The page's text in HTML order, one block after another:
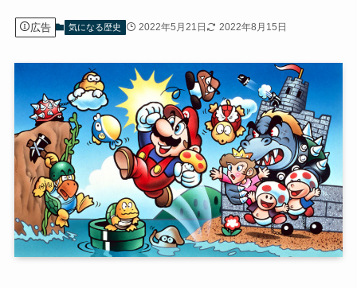
広告 気になる歴史 2022年5月21日 2022年8月15日